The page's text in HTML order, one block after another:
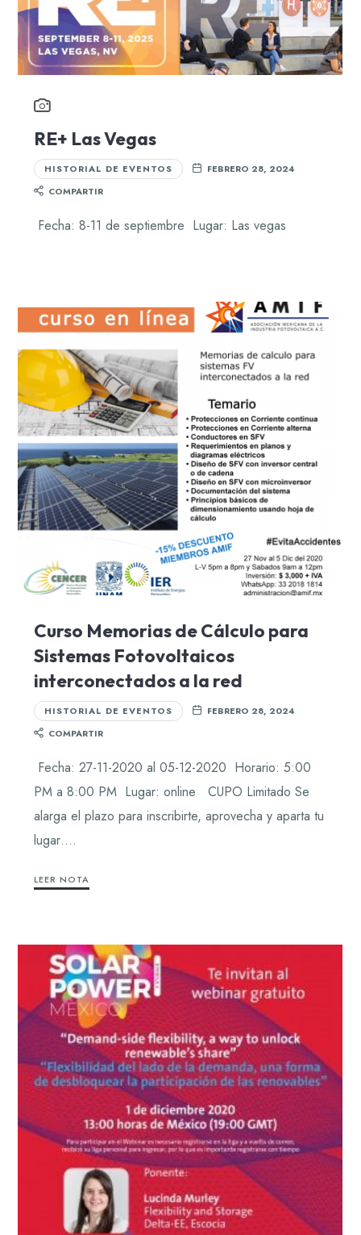
RE+ Las Vegas
HISTORIAL DE EVENTOS
FEBRERO 28, 2024
COMPARTIR
Fecha: 8-11 de septiembre Lugar: Las vegas
Curso Memorias de Cálculo para
Sistemas Fotovoltaicos
interconectados a la red
HISTORIAL DE EVENTOS
FEBRERO 28, 2024
COMPARTIR
Fecha: 27-11-2020 al 05-12-2020 Horario: 5:00
PM a 8:00 PM Lugar: online CUPO Limitado Se
alarga el plazo para inscribirte, aprovecha y aparta tu
lugar….
LEER NOTA